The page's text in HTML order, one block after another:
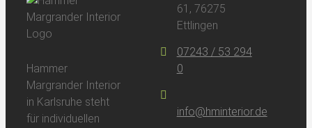
Hammer
Margrander Interior
in Karlsruhe steht
für individuellen
61, 76275
Ettlingen
07243 / 53 294
0
info@hminterior.de